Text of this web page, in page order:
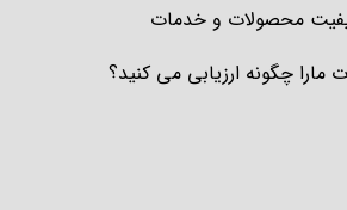
محصولات و خدمات
چگونه ارزیابی می کنید؟